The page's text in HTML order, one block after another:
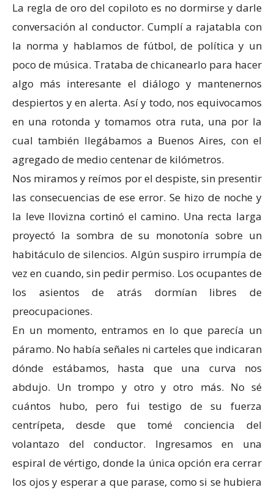
La regla de oro del copiloto es no dormirse y darle
conversación al conductor. Cumplí a rajatabla con
la norma y hablamos de fútbol, de política y un
poco de música. Trataba de chicanearlo para hacer
algo más interesante el diálogo y mantenernos
despiertos y en alerta. Así y todo, nos equivocamos
en una rotonda y tomamos otra ruta, una por la
cual también llegábamos a Buenos Aires, con el
agregado de medio centenar de kilómetros.
Nos miramos y reímos por el despiste, sin presentir
las consecuencias de ese error. Se hizo de noche y
la leve llovizna cortinó el camino. Una recta larga
proyectó la sombra de su monotonía sobre un
habitáculo de silencios. Algún suspiro irrumpía de
vez en cuando, sin pedir permiso. Los ocupantes de
los asientos de atrás dormían libres de
preocupaciones.
En un momento, entramos en lo que parecía un
páramo. No había señales ni carteles que indicaran
dónde estábamos, hasta que una curva nos
abdujo. Un trompo y otro y otro más. No sé
cuántos hubo, pero fui testigo de su fuerza
centrípeta, desde que tomé conciencia del
volantazo del conductor. Ingresamos en una
espiral de vértigo, donde la única opción era cerrar
los ojos y esperar a que parase, como si se hubiera